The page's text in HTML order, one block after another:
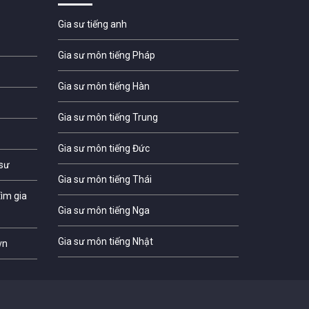
gia
Gia sư tiếng anh
Gia sư môn tiếng Pháp
Gia sư môn tiếng Hàn
Gia sư môn tiếng Trung
Gia sư môn tiếng Đức
Gia sư môn tiếng Thái
Gia sư môn tiếng Nga
Gia sư môn tiếng Nhật